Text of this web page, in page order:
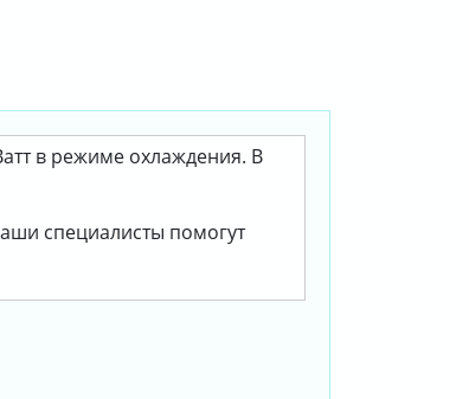
в режиме охлаждения. В
специалисты помогут